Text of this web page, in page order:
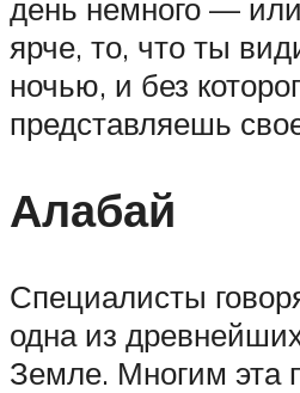
день немного —
ярче, то, что ты
ночью, и без
представляешь
Алабай
Специалисты
одна из
Земле. Многим эта